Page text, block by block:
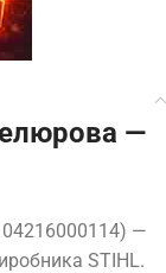
—
04216000114) —
STIHL.